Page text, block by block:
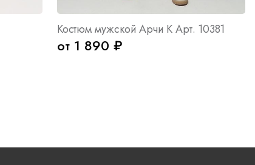
Костюм мужской Арчи К Арт. 10381
от 1 890 ₽